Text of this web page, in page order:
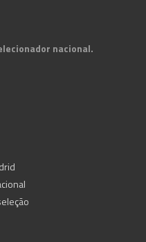
nacional.